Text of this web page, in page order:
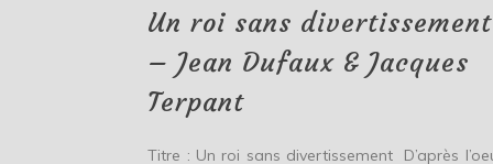
Jean
Dufaux
&
Jacques
Un roi sans divertissement
– Jean Dufaux & Jacques
Terpant
Titre : Un roi sans divertissement D’après